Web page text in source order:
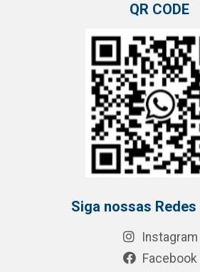
QR CODE
Siga nossas
Instagram
Facebook